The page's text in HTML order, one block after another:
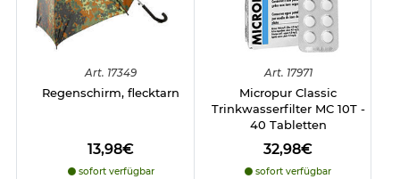
Art. 17349
Regenschirm, flecktarn
13,98€
sofort verfügbar
Art. 17971
Micropur Classic
Trinkwasserfilter MC 10T -
40 Tabletten
32,98€
sofort verfügbar